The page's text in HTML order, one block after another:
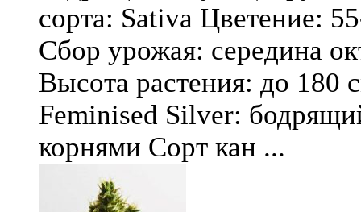
сорта: Sativa Цветение:
Сбор урожая: середина
Высота растения: до 180
Feminised Silver:
корнями Сорт кан ...